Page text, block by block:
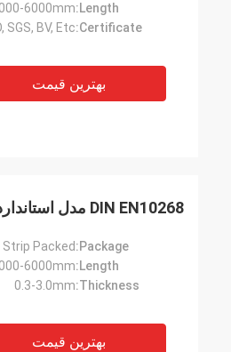
Length:
6000mm
Certificate:
SGS, BV, Etc.
بهترین قیمت
DIN EN10268 مدل استاندارد رولد گرم از فولاد ضد زنگ با عرض 1000-1500mm
Package:
Packed
Length:
6000mm
Thickness:
0.3-3.0mm
بهترین قیمت